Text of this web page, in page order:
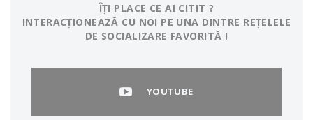
ÎȚI PLACE CE AI CITIT ?
INTERACȚIONEAZĂ CU NOI PE UNA DINTRE REȚELELE
DE SOCIALIZARE FAVORITĂ !
YOUTUBE